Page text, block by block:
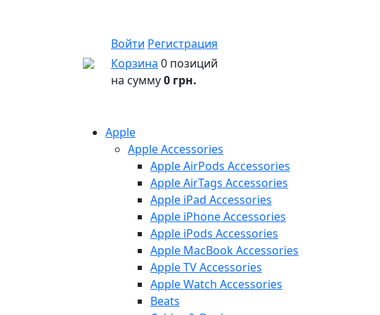
Войти Регистрация
Корзина 0 позиций
на сумму0 грн.
Apple
Apple Accessories
Apple AirPods Accessories
Apple AirTags Accessories
Apple iPad Accessories
Apple iPhone Accessories
Apple iPods Accessories
Apple MacBook Accessories
Apple TV Accessories
Apple Watch Accessories
Beats